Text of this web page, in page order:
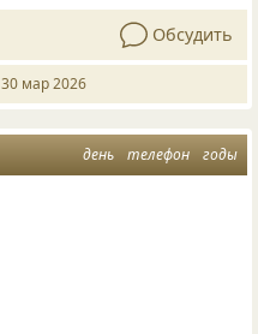
Обсудить
30 мар 2026
день телефон годы